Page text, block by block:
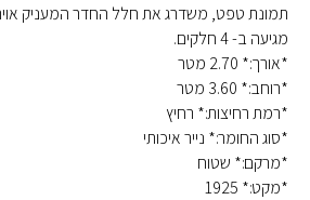
תמונת טפט, משדרג את חלל החדר המעניק
מגיעה ב- 4 חלקים.
*אורך:* 2.70 מטר
*רוחב:* 3.60 מטר
*רמת רחיצות:* רחיץ
*סוג החומר:* נייר איכותי
*מרקם:* שטוח
*מקט:* 1925